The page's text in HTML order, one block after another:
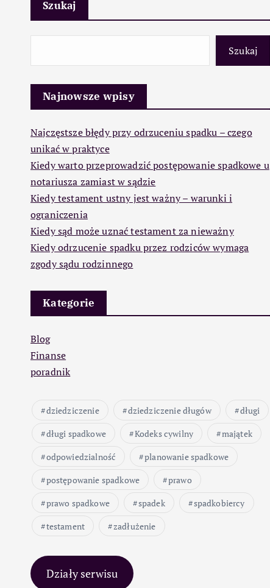
Szukaj
Szukaj
Najnowsze wpisy
Najczęstsze błędy przy odrzuceniu spadku – czego
unikać w praktyce
Kiedy warto przeprowadzić postępowanie spadkowe u
notariusza zamiast w sądzie
Kiedy testament ustny jest ważny – warunki i
ograniczenia
Kiedy sąd może uznać testament za nieważny
Kiedy odrzucenie spadku przez rodziców wymaga
zgody sądu rodzinnego
Kategorie
Blog
Finanse
poradnik
dziedziczenie dziedziczenie długów
długi
długi spadkowe
Kodeks cywilny
majątek
odpowiedzialność
planowanie spadkowe
postępowanie spadkowe
prawo
prawo spadkowe
spadek
spadkobiercy
testament
zadłużenie
Działy serwisu